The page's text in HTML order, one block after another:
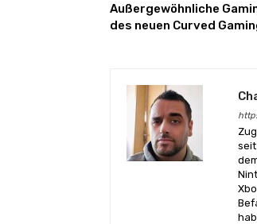
Außergewöhnliche
des neuen Curved